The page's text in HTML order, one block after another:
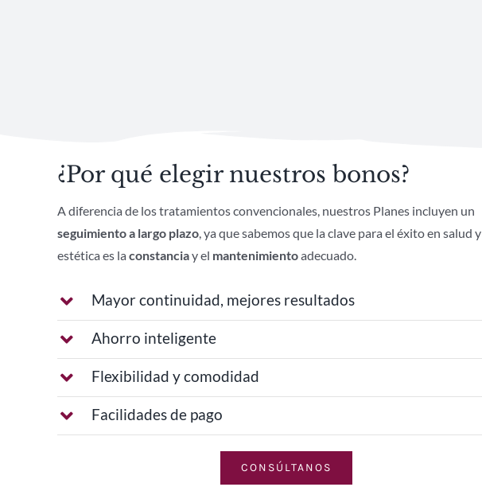
¿Por qué elegir nuestros bonos?
A diferencia de los tratamientos convencionales, nuestros Planes incluyen un
seguimiento a largo plazo, ya que sabemos que la clave para el éxito en salud y
estética es la constanciay el mantenimientoadecuado.
Mayor continuidad, mejores resultados
Ahorro inteligente
Flexibilidad y comodidad
Facilidades de pago
CONSÚLTANOS